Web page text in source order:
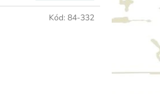
Kód: 84-332